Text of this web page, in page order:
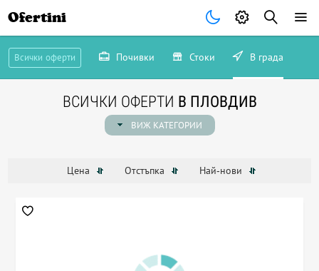
Ofertini
Всички оферти Почивки Стоки В града
ВСИЧКИ ОФЕРТИ В ПЛОВДИВ
ВИЖ КАТЕГОРИИ
Цена Отстъпка Най-нови